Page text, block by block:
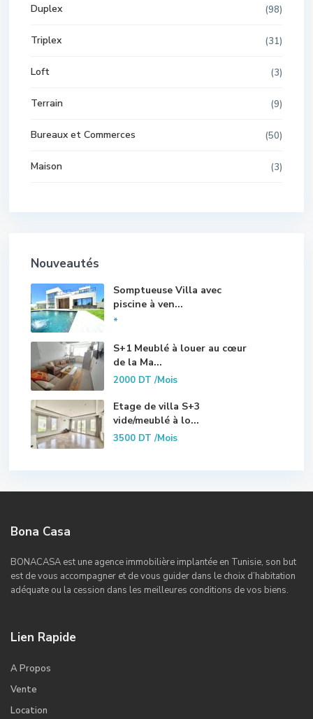
Duplex (98)
Triplex (31)
Loft (3)
Terrain (9)
Bureaux et Commerces (50)
Maison (3)
Nouveautés
Somptueuse Villa avec
piscine à ven...
*
S+1 Meublé à louer au cœur
de la Ma...
2000 DT/Mois
Etage de villa S+3
vide/meublé à lo...
3500 DT/Mois
Bona Casa
BONACASA est une agence immobilière implantée en Tunisie, son but
est de vous accompagner et de vous guider dans le choix d’habitation
adéquate ou la cession dans les meilleures conditions de vos biens.
Lien Rapide
A Propos
Vente
Location